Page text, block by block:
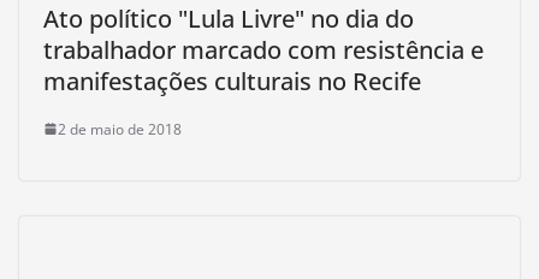
Ato político "Lula Livre" no dia do
trabalhador marcado com resistência e
manifestações culturais no Recife
2 de maio de 2018